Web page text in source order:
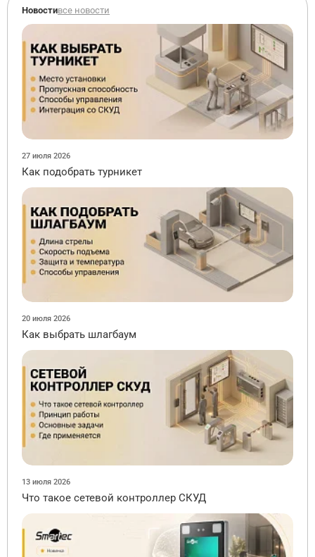
Новостивсе новости
27 июля 2026
Как подобрать турникет
20 июля 2026
Как выбрать шлагбаум
13 июля 2026
Что такое сетевой контроллер СКУД